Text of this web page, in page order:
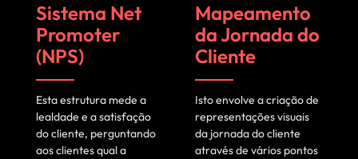
Sistema Net
Promoter
(NPS)
Esta estrutura mede a
lealdade e a satisfação
do cliente, perguntando
aos clientes qual a
Mapeamento
da Jornada do
Cliente
Isto envolve a criação de
representações visuais
da jornada do cliente
através de vários pontos